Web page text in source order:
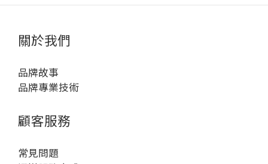
關於我們
品牌故事
品牌專業技術
顧客服務
常見問題